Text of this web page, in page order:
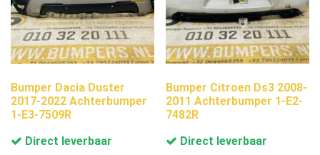
Bumper Dacia Duster
2017-2022 Achterbumper
1-E3-7509R
Direct leverbaar
Bumper Citroen Ds3 2008-
2011 Achterbumper 1-E2-
7482R
Direct leverbaar